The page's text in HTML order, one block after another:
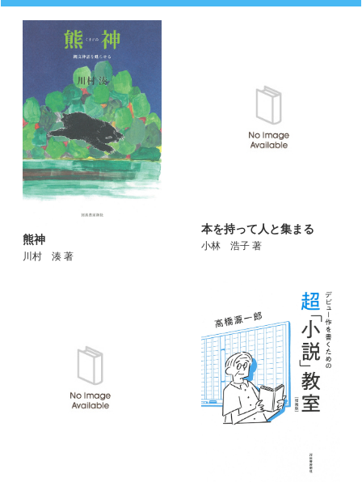
熊神
川村 湊 著
本を持って人と集まる
小林 浩子 著